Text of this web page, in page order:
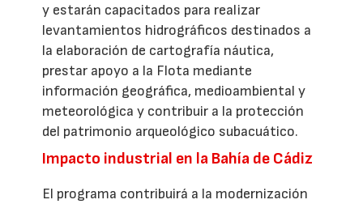
y estarán capacitados para realizar
levantamientos hidrográficos destinados a
la elaboración de cartografía náutica,
prestar apoyo a la Flota mediante
información geográfica, medioambiental y
meteorológica y contribuir a la protección
del patrimonio arqueológico subacuático.
Impacto industrial en la Bahía de Cádiz
El programa contribuirá a la modernización